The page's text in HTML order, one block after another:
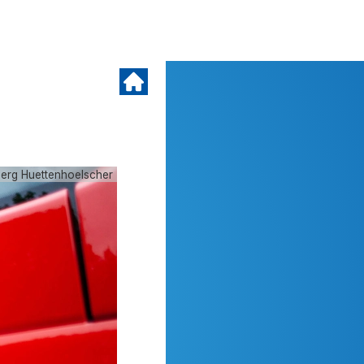
Huettenhoelscher